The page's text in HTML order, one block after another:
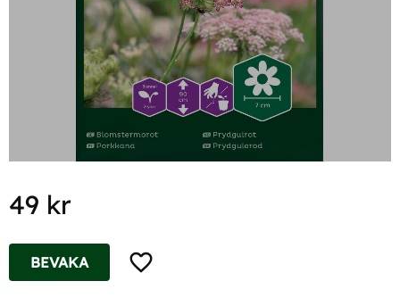
49 kr
Lägg till i favoriter
BEVAKA